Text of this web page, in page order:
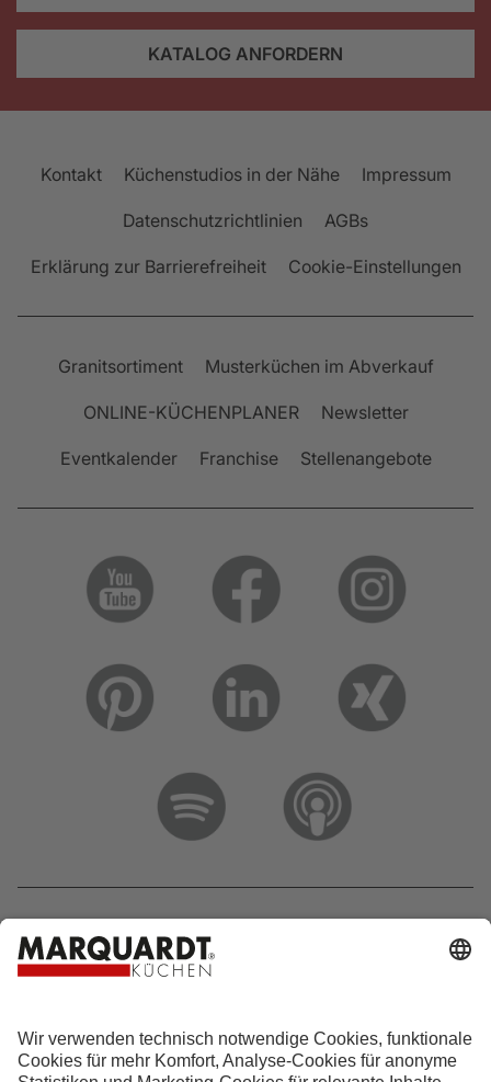
KATALOG ANFORDERN
Kontakt Küchenstudios in der Nähe Impressum
Datenschutzrichtlinien AGBs
Erklärung zur Barrierefreiheit Cookie-Einstellungen
Granitsortiment Musterküchen im Abverkauf
ONLINE-KÜCHENPLANER Newsletter
Eventkalender Franchise Stellenangebote
Hotline 0800 133 133 0
info@marquardt-kuechen.de
4.9Sterne aus4153Bewertungen